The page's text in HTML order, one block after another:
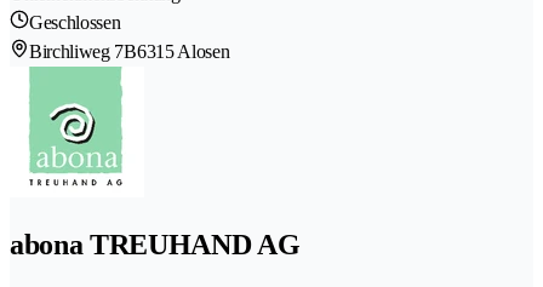
Geschlossen
Birchliweg 7B6315 Alosen
abona TREUHAND AG